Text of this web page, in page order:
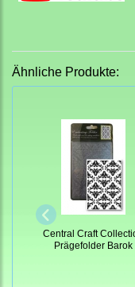
Ähnliche Produkte:
Central Craft
Prägefolder Barok